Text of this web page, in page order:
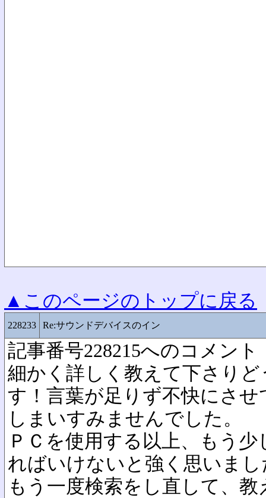
▲このページのトップに戻る
228233 Re:サウンドデバイスのイン
記事番号228215へのコメント
細かく詳しく教えて下さり
す！言葉が足りず不快にさせ
しまいすみませんでした。
ＰＣを使用する以上、もう
ればいけないと強く思いまし
もう一度検索をし直して、